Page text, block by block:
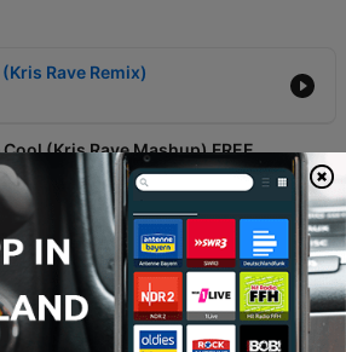
Rave Remix)
(Kris Rave Mashup) FREE
Mashup) - Preview
SET AT CRYSTAL CLEAR CLUB